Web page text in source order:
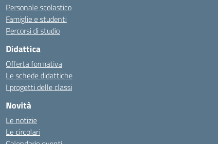
Personale scolastico
Famiglie e studenti
Percorsi di studio
Didattica
Offerta formativa
Le schede didattiche
I progetti delle classi
Novità
Le notizie
Le circolari